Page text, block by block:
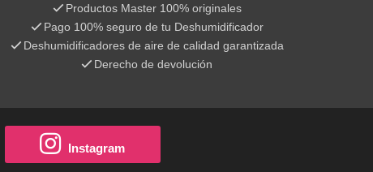
Productos Master 100% originales
Pago 100% seguro de tu Deshumidificador
Deshumidificadores de aire de calidad garantizada
Derecho de devolución
Instagram